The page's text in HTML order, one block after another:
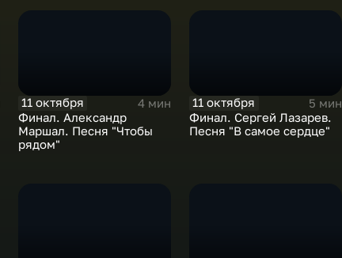
11 октября
4 мин
Финал. Александр
Маршал. Песня "Чтобы
рядом"
11 октября
5 мин
Финал. Сергей Лазарев.
Песня "В самое сердце"